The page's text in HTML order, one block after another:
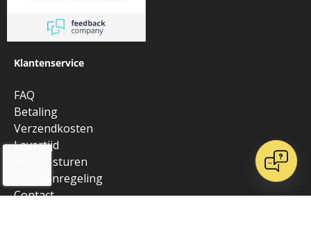
Klantenservice
FAQ
Betaling
Verzendkosten
Levertijd
Retour sturen
Klachtenregeling
Contact